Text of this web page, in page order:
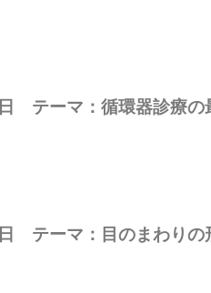
テーマ：循環器診療の
テーマ：目のまわりの